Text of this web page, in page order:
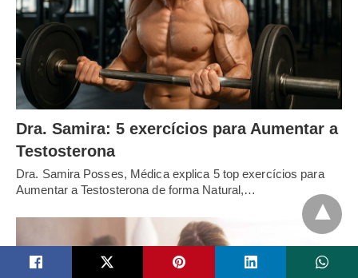
Dra. Samira: 5 exercícios para Aumentar a
Testosterona
Dra. Samira Posses, Médica explica 5 top exercícios para
Aumentar a Testosterona de forma Natural,…